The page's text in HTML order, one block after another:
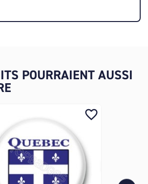
POURRAIENT AUSSI
favorite_border